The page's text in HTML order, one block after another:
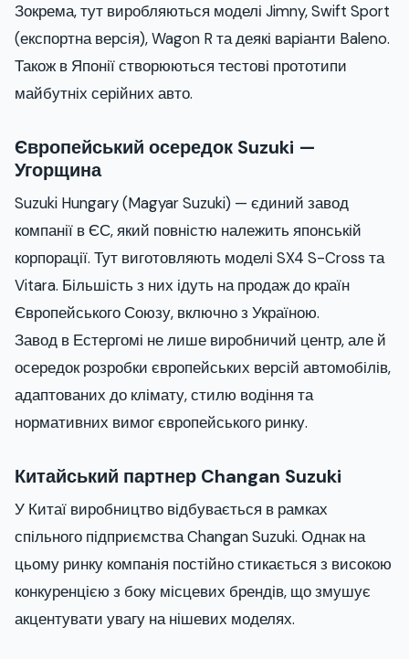
Зокрема, тут виробляються моделі Jimny, Swift Sport
(експортна версія), Wagon R та деякі варіанти Baleno.
Також в Японії створюються тестові прототипи
майбутніх серійних авто.
Європейський осередок Suzuki —
Угорщина
Suzuki Hungary (Magyar Suzuki) — єдиний завод
компанії в ЄС, який повністю належить японській
корпорації. Тут виготовляють моделі SX4 S-Cross та
Vitara. Більшість з них ідуть на продаж до країн
Європейського Союзу, включно з Україною.
Завод в Естергомі не лише виробничий центр, але й
осередок розробки європейських версій автомобілів,
адаптованих до клімату, стилю водіння та
нормативних вимог європейського ринку.
Китайський партнер Changan Suzuki
У Китаї виробництво відбувається в рамках
спільного підприємства Changan Suzuki. Однак на
цьому ринку компанія постійно стикається з високою
конкуренцією з боку місцевих брендів, що змушує
акцентувати увагу на нішевих моделях.